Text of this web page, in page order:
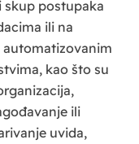
skup postupaka
ili na
kao što su
ili
uvida,